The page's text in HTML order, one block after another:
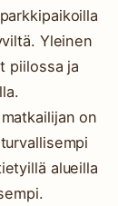
Yleinen
piilossa ja
on
alueilla